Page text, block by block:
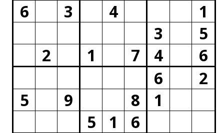
6
3 4
1
3
5
2
1 7 4
6
6
2
5
9 8
1
5
1 6